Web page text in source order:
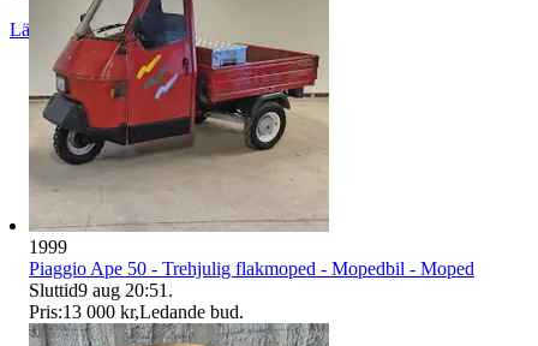
Läs omdömen Följ
1999
Piaggio Ape 50 - Trehjulig flakmoped - Mopedbil - Moped
Sluttid9 aug 20:51 .
Pris:13 000 kr,Ledande bud.